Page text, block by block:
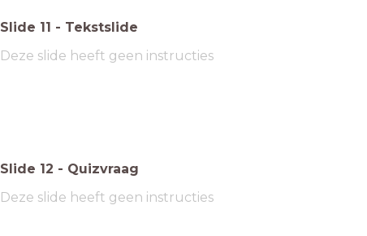
Slide 11 - Tekstslide
Deze slide heeft geen instructies
Slide 12 - Quizvraag
Deze slide heeft geen instructies